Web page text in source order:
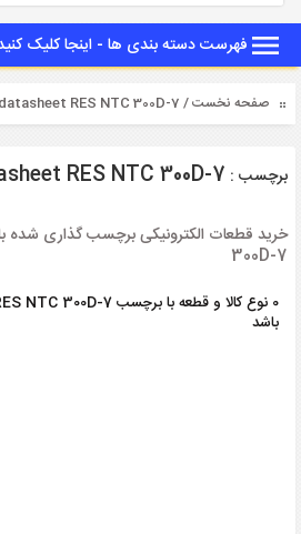
فهرست دسته بندی ها - اینجا کلیک
صفحه نخست/ datasheet RES NTC 300D-7
برچسب : RES NTC 300D-7
300D-7
باشد